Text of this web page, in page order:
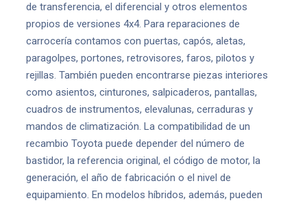
de transferencia, el diferencial y otros elementos
propios de versiones 4x4. Para reparaciones de
carrocería contamos con puertas, capós, aletas,
paragolpes, portones, retrovisores, faros, pilotos y
rejillas. También pueden encontrarse piezas interiores
como asientos, cinturones, salpicaderos, pantallas,
cuadros de instrumentos, elevalunas, cerraduras y
mandos de climatización. La compatibilidad de un
recambio Toyota puede depender del número de
bastidor, la referencia original, el código de motor, la
generación, el año de fabricación o el nivel de
equipamiento. En modelos híbridos, además, pueden